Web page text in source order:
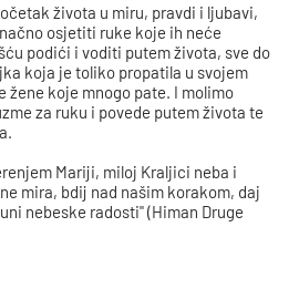
života u miru, pravdi i ljubavi,
osjetiti ruke koje ih neće
podići i voditi putem života, sve do
koja je toliko propatila u svojem
žene koje mnogo pate. I molimo
za ruku i povede putem života te
Mariji, miloj Kraljici neba i
mira, bdij nad našim korakom, daj
nebeske radosti" (Himan Druge